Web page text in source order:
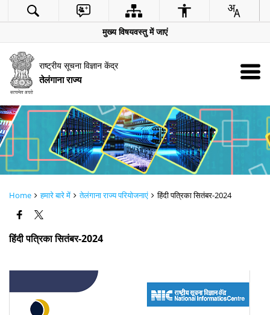
मुख्य विषयवस्तु में जाएं
राष्ट्रीय सूचना विज्ञान केंद्र
तेलंगाना राज्य
Home हमारे बारे में तेलंगाना राज्य परियोजनाएं हिंदी पत्रिका सितंबर-2024
हिंदी पत्रिका सितंबर-2024